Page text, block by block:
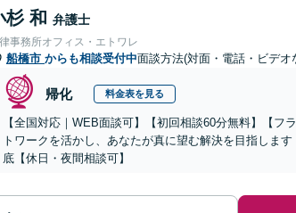
杉 和 弁護士
事務所オフィス・エトワレ
船橋市 からも相談受付中面談方法(対面・電話・ビデオ
帰化 料金表を見る
【全国対応｜WEB面談可】【初回相談60分無料】【
トワークを活かし、あなたが真に望む解決を目指しま
底【休日・夜間相談可】